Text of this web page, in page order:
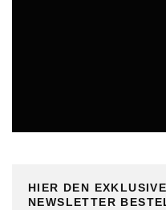
HIER DEN
NEWSLETTER